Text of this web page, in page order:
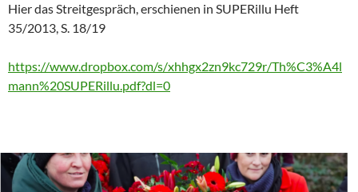
Hier das Streitgespräch, erschienen in SUPERillu Heft
35/2013, S. 18/19
https://www.dropbox.com/s/xhhgx2zn9kc729r/Th%C3%A4l
mann%20SUPERillu.pdf?dl=0